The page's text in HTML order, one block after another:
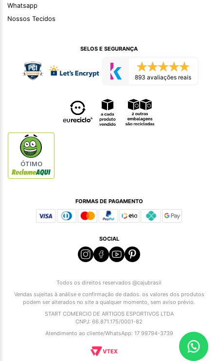
Whatsapp
Nossos Tecidos
SELOS E SEGURANÇA
893 avaliações reais
ÓTIMO
FORMAS DE PAGAMENTO
SOCIAL
Todos os direitos reservados @cajubrasil
Vendas sujeitas à análise e confirmação de dados. os valores dos produtos
podem ser alterados no site a qualquer momento, sem aviso prévio.
START COMERCIO DE ARTIGOS ESPORTIVOS LTDA
CNPJ: 66.871.175/0001-82
Atendimento ao cliente/WhatsApp: 17 99794-3739